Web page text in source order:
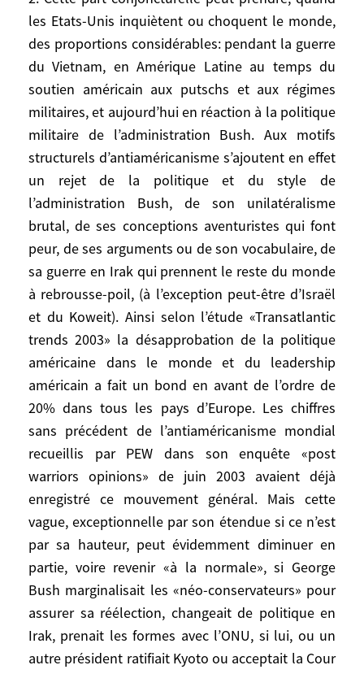
les Etats-Unis inquiètent ou choquent le monde,
des proportions considérables: pendant la guerre
du Vietnam, en Amérique Latine au temps du
soutien américain aux putschs et aux régimes
militaires, et aujourd’hui en réaction à la politique
militaire de l’administration Bush. Aux motifs
structurels d’antiaméricanisme s’ajoutent en effet
un rejet de la politique et du style de
l’administration Bush, de son unilatéralisme
brutal, de ses conceptions aventuristes qui font
peur, de ses arguments ou de son vocabulaire, de
sa guerre en Irak qui prennent le reste du monde
à rebrousse-poil, (à l’exception peut-être d’Israël
et du Koweit). Ainsi selon l’étude «Transatlantic
trends 2003» la désapprobation de la politique
américaine dans le monde et du leadership
américain a fait un bond en avant de l’ordre de
20% dans tous les pays d’Europe. Les chiffres
sans précédent de l’antiaméricanisme mondial
recueillis par PEW dans son enquête «post
warriors opinions» de juin 2003 avaient déjà
enregistré ce mouvement général. Mais cette
vague, exceptionnelle par son étendue si ce n’est
par sa hauteur, peut évidemment diminuer en
partie, voire revenir «à la normale», si George
Bush marginalisait les «néo-conservateurs» pour
assurer sa réélection, changeait de politique en
Irak, prenait les formes avec l’ONU, si lui, ou un
autre président ratifiait Kyoto ou acceptait la Cour
valeurs universelles que la France se
croyait réservé! Tout cela est maintenant
bien étudié. Pour évaluer plus précisément
la part variable et conjoncturelle de
l’antiaméricanisme, il faudrait dans chaque
pays mettre cet antiaméricanisme en
balance avec les sentiments proaméricains
qui peuvent y être ressentis en même
temps, l’admiration pour la richesse des
Etats-Unis, la fascination devant leur
puissance, l’enchantement par leur
cinéma, la popularité de tel ou tel
président, en France par exemple Kennedy
ou Clinton.
2. Cette part conjoncturelle peut prendre,
quand les Etats-Unis inquiètent ou
choquent le monde, des proportions
considérables: pendant la guerre du
Vietnam, en Amérique Latine au temps du
soutien américain aux putschs et aux
régimes militaires, et aujourd’hui en
réaction à la politique militaire de
l’administration Bush. Aux motifs
structurels d’antiaméricanisme s’ajoutent
en effet un rejet de la politique et du style
de l’administration Bush, de son
unilatéralisme brutal, de ses conceptions
aventuristes qui font peur, de ses
arguments ou de son vocabulaire, de sa
guerre en Irak qui prennent le reste du
monde à rebrousse-poil, (à l’exception